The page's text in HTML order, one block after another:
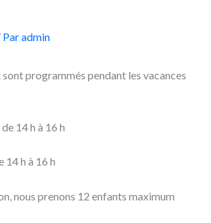
Paradmin
programmés pendant les vacances
14 h à 16 h
14 h à 16 h
nous prenons 12 enfants maximum